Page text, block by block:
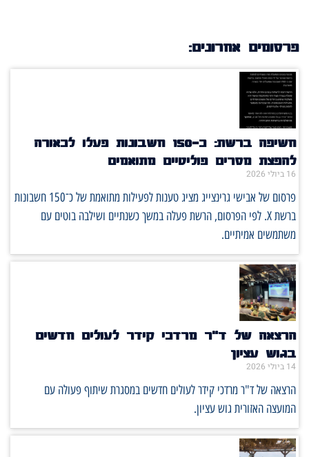
פרסומים אחרונים:
חשיפה ברשת: כ־150 חשבונות פעלו לכאורה
להפצת מסרים פוליטיים מתואמים
16 ביולי 2026
פרסום של אבישי גרינצייג מציג טענות לפעילות מתואמת של כ־150 חשבונות
ברשת X. לפי הפרסום, הרשת פעלה במשך כשנתיים ושילבה בוטים עם
משתמשים אמיתיים.
הרצאה של ד"ר מרדכי קידר לעולים חדשים
בגוש עציון
14 ביולי 2026
הרצאה של ד"ר מרדכי קידר לעולים חדשים במסגרת שיתוף פעולה עם
המועצה האזורית גוש עציון.